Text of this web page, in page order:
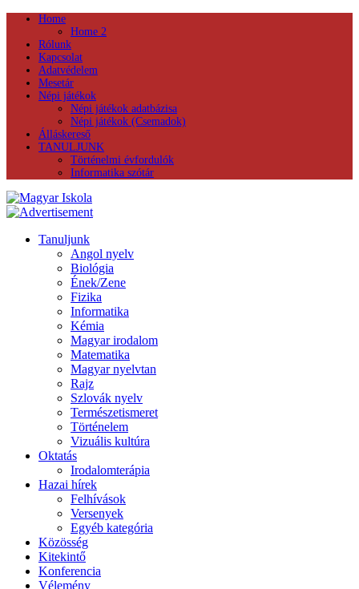
Home
Home 2
Rólunk
Kapcsolat
Adatvédelem
Mesetár
Népi játékok
Népi játékok adatbázisa
Népi játékok (Csemadok)
Álláskereső
TANULJUNK
Történelmi évfordulók
Informatika szótár
Tanuljunk
Angol nyelv
Biológia
Ének/Zene
Fizika
Informatika
Kémia
Magyar irodalom
Matematika
Magyar nyelvtan
Rajz
Szlovák nyelv
Természetismeret
Történelem
Vizuális kultúra
Oktatás
Irodalomterápia
Hazai hírek
Felhívások
Versenyek
Egyéb kategória
Közösség
Kitekintő
Konferencia
Vélemény